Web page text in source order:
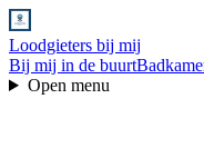
Loodgieters bij mij
Bij mij in de buurt
Open menu